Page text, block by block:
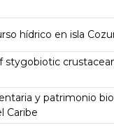
hídrico en isla
stygobiotic
y patrimonio
Caribe